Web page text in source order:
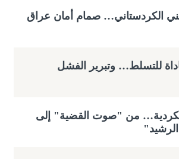
الكردستاني… صمام أمان عراق
للتسلط… وتبرير الفشل
من "صوت القضية" إلى